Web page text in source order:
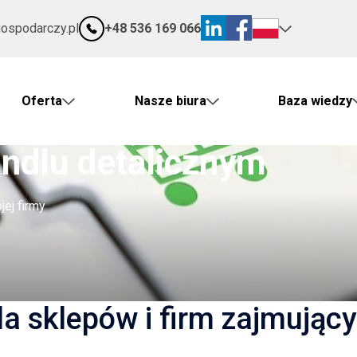
+48 536 169 066
Oferta Nasze biura Baza wiedzy
detalicznym
firmy
sklepów i firm